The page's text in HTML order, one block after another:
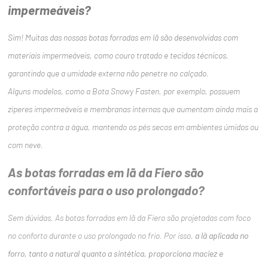
impermeáveis?
Sim! Muitas das nossas botas forradas em lã são desenvolvidas com
materiais impermeáveis, como couro tratado e tecidos técnicos,
garantindo que a umidade externa não penetre no calçado.
Alguns modelos, como a Bota Snowy Fasten, por exemplo, possuem
zíperes impermeáveis e membranas internas que aumentam ainda mais a
proteção contra a água, mantendo os pés secos em ambientes úmidos ou
com neve.
As botas forradas em lã da Fiero são
confortáveis para o uso prolongado?
Sem dúvidas. As botas forradas em lã da Fiero são projetadas com foco
no conforto durante o uso prolongado no frio. Por isso, a lã aplicada no
forro, tanto a natural quanto a sintética, proporciona maciez e